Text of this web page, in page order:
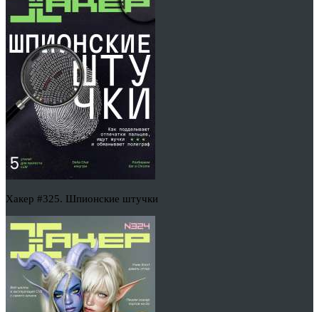
Хакер #325. Шпионские штучки